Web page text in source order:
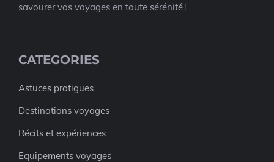
savourer vos voyages en toute sérénité !
CATEGORIES
Astuces pratigues
Destinations voyages
Récits et expériences
Equipements voyages